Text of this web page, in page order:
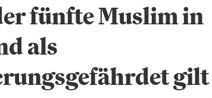
fünfte Muslim in
als
gilt